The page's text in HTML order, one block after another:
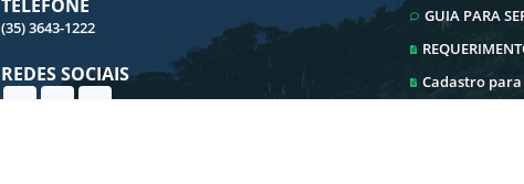
TELEFONE
(35) 3643-1222
REDES SOCIAIS
GUIA PARA
Cadastro